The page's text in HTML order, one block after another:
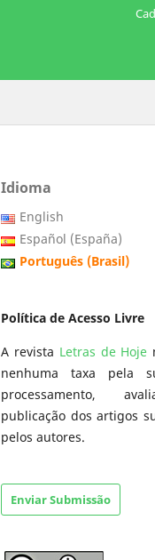
Idioma
English
Español (España)
Português (Brasil)
Política de Acesso Livre
A revista Letras de Hoje
nenhuma taxa pela
processamento,
publicação dos artigos
pelos autores.
Enviar Submissão